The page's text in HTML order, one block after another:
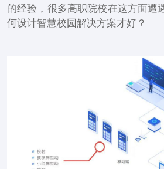
的经验，很多高职院校在这方面遭
何设计智慧校园解决方案才好？